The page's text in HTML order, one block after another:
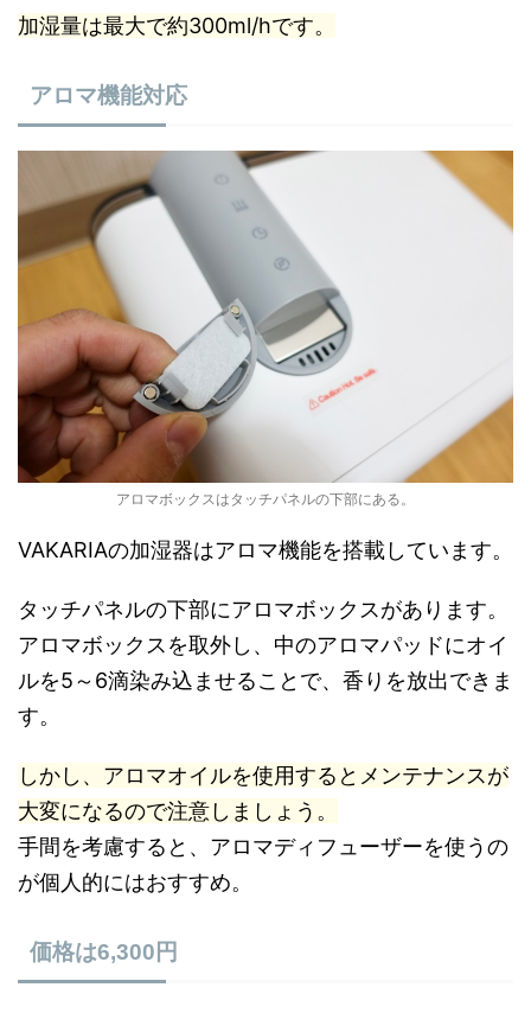
加湿量は最大で約300ml/hです。
アロマ機能対応
アロマボックスはタッチパネルの下部にある。
VAKARIAの加湿器はアロマ機能を搭載しています。
タッチパネルの下部にアロマボックスがあります。
アロマボックスを取外し、中のアロマパッドにオイ
ルを5～6滴染み込ませることで、香りを放出できま
す。
しかし、アロマオイルを使用するとメンテナンスが
大変になるので注意しましょう。
手間を考慮すると、アロマディフューザーを使うの
が個人的にはおすすめ。
価格は6,300円